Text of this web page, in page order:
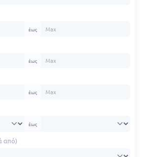
έως
έως
έως
έως
από)